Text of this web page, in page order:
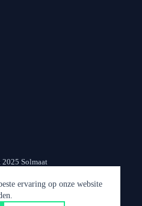
ervaring op onze website
Solmaat